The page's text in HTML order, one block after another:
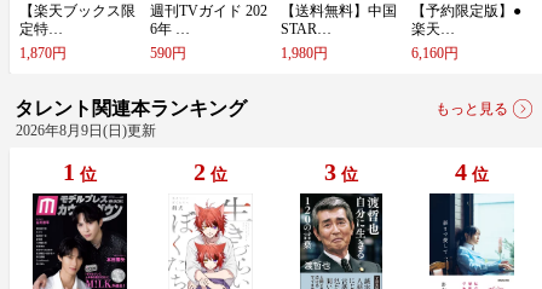
【​楽​天​ブ​ッ​ク​ス​限​
定​特​…
1,870円
週​刊​T​V​ガ​イ​ド​ ​2​0​2​
6​年​ ​…
590円
【​送​料​無​料​】​中​国​
S​T​A​R​…
1,980円
【​予​約​限​定​版​】​●​
楽​天​…
6,160円
タレント関連本ランキング
もっと見る
2026年8月9日(日)更新
1 位 2 位 3 位 4 位